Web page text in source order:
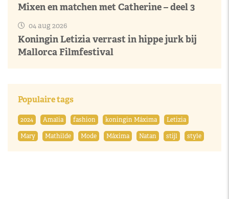
Mixen en matchen met Catherine – deel 3
04 aug 2026
Koningin Letizia verrast in hippe jurk bij
Mallorca Filmfestival
Populaire tags
2024 Amalia fashion koningin Máxima
Letizia
Mary
Mathilde Mode Máxima Natan stijl style